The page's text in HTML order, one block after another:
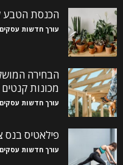
הכנסת הטבע
עורך חדשות
הבחירה
מכונות קנטים
עורך חדשות
פילאטיס בנס
עורך חדשות